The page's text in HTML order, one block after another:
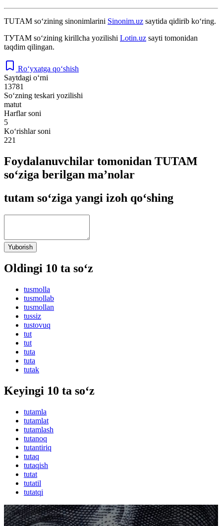
TUTAM so‘zining sinonimlarini Sinonim.uz saytida qidirib ko‘ring.
ТУТАМ so‘zining kirillcha yozilishi Lotin.uz sayti tomonidan
taqdim qilingan.
Ro‘yxatga qo‘shish
Saytdagi o‘rni
13781
So‘zning teskari yozilishi
matut
Harflar soni
5
Ko‘rishlar soni
221
Foydalanuvchilar tomonidan TUTAM
so‘ziga berilgan ma’nolar
tutam so‘ziga yangi izoh qo‘shing
Yuborish
Oldingi 10 ta so‘z
tusmolla
tusmollab
tusmollan
tussiz
tustovuq
tut
tut
tuta
tuta
tutak
Keyingi 10 ta so‘z
tutamla
tutamlat
tutamlash
tutanoq
tutantiriq
tutaq
tutaqish
tutat
tutatil
tutatqi